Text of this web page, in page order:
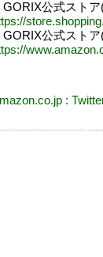
GORIX公式スト
GORIX公式スト
: